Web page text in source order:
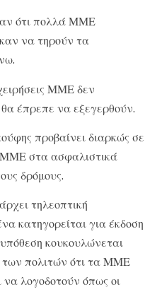
ότι πολλά ΜΜΕ
να τηρούν τα
ΜΜΕ δεν
έπρεπε να εξεγερθούν.
προβαίνει διαρκώς σε
ΜΜΕ στα ασφαλιστικά
δρόμους.
τηλεοπτική
κατηγορείται για έκδοση
κουκουλώνεται
των πολιτών ότι τα ΜΜΕ
να λογοδοτούν όπως οι